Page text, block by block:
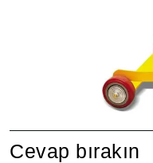
Cevap bırakın